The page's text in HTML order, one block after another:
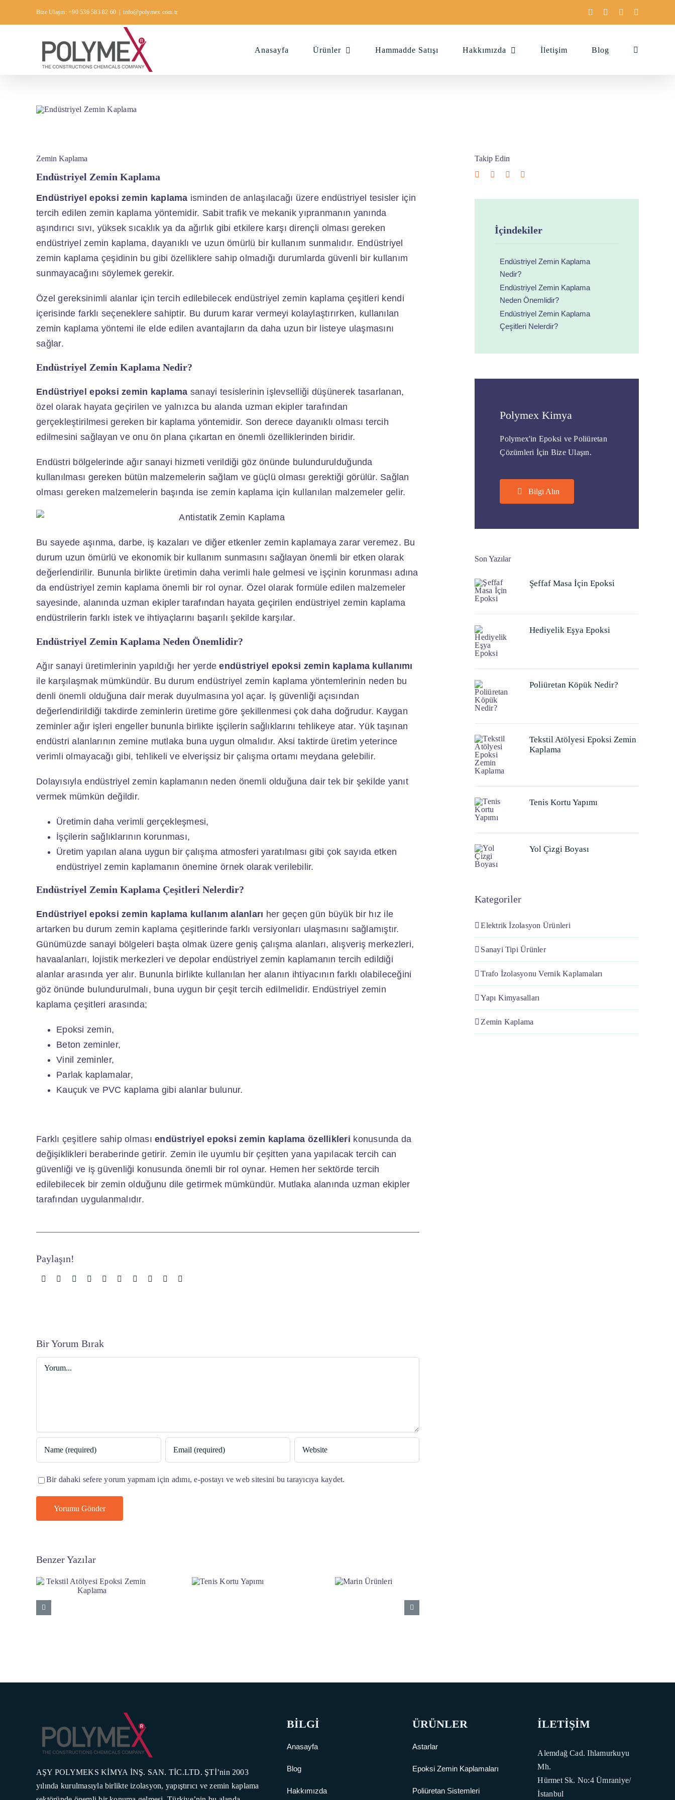
Bize Ulaşın: +90 536 583 82 60 info@polymex.com.tr Facebook Instagram
Anasayfa Ürünler Hammadde Satışı Hakkımızda İletişim Blog
Zemin Kaplama
Endüstriyel Zemin Kaplama
Endüstriyel epoksi zemin kaplama isminden de anlaşılacağı üzere endüstriyel tesisler için
tercih edilen zemin kaplama yöntemidir. Sabit trafik ve mekanik yıpranmanın yanında
aşındırıcı sıvı, yüksek sıcaklık ya da ağırlık gibi etkilere karşı dirençli olması gereken
endüstriyel zemin kaplama, dayanıklı ve uzun ömürlü bir kullanım sunmalıdır. Endüstriyel
zemin kaplama çeşidinin bu gibi özelliklere sahip olmadığı durumlarda güvenli bir kullanım
sunmayacağını söylemek gerekir.
Özel gereksinimli alanlar için tercih edilebilecek endüstriyel zemin kaplama çeşitleri kendi
içerisinde farklı seçeneklere sahiptir. Bu durum karar vermeyi kolaylaştırırken, kullanılan
zemin kaplama yöntemi ile elde edilen avantajların da daha uzun bir listeye ulaşmasını
sağlar.
Endüstriyel Zemin Kaplama Nedir?
Endüstriyel epoksi zemin kaplama sanayi tesislerinin işlevselliği düşünerek tasarlanan,
özel olarak hayata geçirilen ve yalnızca bu alanda uzman ekipler tarafından
gerçekleştirilmesi gereken bir kaplama yöntemidir. Son derece dayanıklı olması tercih
edilmesini sağlayan ve onu ön plana çıkartan en önemli özelliklerinden biridir.
Endüstri bölgelerinde ağır sanayi hizmeti verildiği göz önünde bulundurulduğunda
kullanılması gereken bütün malzemelerin sağlam ve güçlü olması gerektiği görülür. Sağlan
olması gereken malzemelerin başında ise zemin kaplama için kullanılan malzemeler gelir.
Bu sayede aşınma, darbe, iş kazaları ve diğer etkenler zemin kaplamaya zarar veremez. Bu
durum uzun ömürlü ve ekonomik bir kullanım sunmasını sağlayan önemli bir etken olarak
değerlendirilir. Bununla birlikte üretimin daha verimli hale gelmesi ve işçinin korunması adına
da endüstriyel zemin kaplama önemli bir rol oynar. Özel olarak formüle edilen malzemeler
sayesinde, alanında uzman ekipler tarafından hayata geçirilen endüstriyel zemin kaplama
endüstrilerin farklı istek ve ihtiyaçlarını başarılı şekilde karşılar.
Endüstriyel Zemin Kaplama Neden Önemlidir?
Ağır sanayi üretimlerinin yapıldığı her yerde endüstriyel epoksi zemin kaplama kullanımı
ile karşılaşmak mümkündür. Bu durum endüstriyel zemin kaplama yöntemlerinin neden bu
denli önemli olduğuna dair merak duyulmasına yol açar. İş güvenliği açısından
değerlendirildiği takdirde zeminlerin üretime göre şekillenmesi çok daha doğrudur. Kaygan
zeminler ağır işleri engeller bununla birlikte işçilerin sağlıklarını tehlikeye atar. Yük taşınan
endüstri alanlarının zemine mutlaka buna uygun olmalıdır. Aksi taktirde üretim yeterince
verimli olmayacağı gibi, tehlikeli ve elverişsiz bir çalışma ortamı meydana gelebilir.
Dolayısıyla endüstriyel zemin kaplamanın neden önemli olduğuna dair tek bir şekilde yanıt
vermek mümkün değildir.
Üretimin daha verimli gerçekleşmesi,
İşçilerin sağlıklarının korunması,
Üretim yapılan alana uygun bir çalışma atmosferi yaratılması gibi çok sayıda etken
endüstriyel zemin kaplamanın önemine örnek olarak verilebilir.
Endüstriyel Zemin Kaplama Çeşitleri Nelerdir?
Endüstriyel epoksi zemin kaplama kullanım alanları her geçen gün büyük bir hız ile
artarken bu durum zemin kaplama çeşitlerinde farklı versiyonları ulaşmasını sağlamıştır.
Günümüzde sanayi bölgeleri başta olmak üzere geniş çalışma alanları, alışveriş merkezleri,
havaalanları, lojistik merkezleri ve depolar endüstriyel zemin kaplamanın tercih edildiği
alanlar arasında yer alır. Bununla birlikte kullanılan her alanın ihtiyacının farklı olabileceğini
göz önünde bulundurulmalı, buna uygun bir çeşit tercih edilmelidir. Endüstriyel zemin
kaplama çeşitleri arasında;
Epoksi zemin,
Beton zeminler,
Vinil zeminler,
Parlak kaplamalar,
Kauçuk ve PVC kaplama gibi alanlar bulunur.
Farklı çeşitlere sahip olmasıendüstriyel epoksi zemin kaplama özellikleri konusunda da
değişiklikleri beraberinde getirir. Zemin ile uyumlu bir çeşitten yana yapılacak tercih can
güvenliği ve iş güvenliği konusunda önemli bir rol oynar. Hemen her sektörde tercih
edilebilecek bir zemin olduğunu dile getirmek mümkündür. Mutlaka alanında uzman ekipler
tarafından uygulanmalıdır.
Paylaşın!
Bir Yorum Bırak
Yorum
Bir dahaki sefere yorum yapmam için adımı, e-postayı ve web sitesini bu tarayıcıya kaydet.
Benzer Yazılar
Takip Edin
İçindekiler
Endüstriyel Zemin Kaplama
Nedir?
Endüstriyel Zemin Kaplama
Neden Önemlidir?
Endüstriyel Zemin Kaplama
Çeşitleri Nelerdir?
Polymex Kimya
Polymex'in Epoksi ve Poliüretan
Çözümleri İçin Bize Ulaşın.
Bilgi Alın
Son Yazılar
Şeffaf Masa İçin Epoksi
Hediyelik Eşya Epoksi
Poliüretan Köpük Nedir?
Tekstil Atölyesi Epoksi Zemin
Kaplama
Tenis Kortu Yapımı
Yol Çizgi Boyası
Kategoriler
Elektrik İzolasyon Ürünleri
Sanayi Tipi Ürünler
Trafo İzolasyonu Vernik Kaplamaları
Yapı Kimyasalları
Zemin Kaplama
AŞY POLYMEKS KİMYA İNŞ. SAN. TİC.LTD. ŞTİ’nin 2003
yılında kurulmasıyla birlikte izolasyon, yapıştırıcı ve zemin kaplama
BİLGİ
Anasayfa
Blog
Hakkımızda
ÜRÜNLER
Astarlar
Epoksi Zemin Kaplamaları
Poliüretan Sistemleri
İLETİŞİM
Alemdağ Cad. Ihlamurkuyu
Mh.
Hürmet Sk. No:4 Ümraniye/
İstanbul